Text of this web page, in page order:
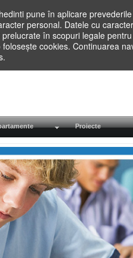
pune în aplicare
personal. Datele cu
în scopuri legale
cookies. Continuarea
Proiecte